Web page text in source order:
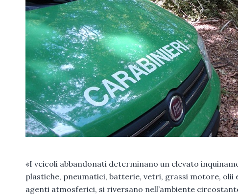
«I veicoli abbandonati determinano un elevato
plastiche, pneumatici, batterie, vetri, grassi motore,
agenti atmosferici, si riversano nell’ambiente